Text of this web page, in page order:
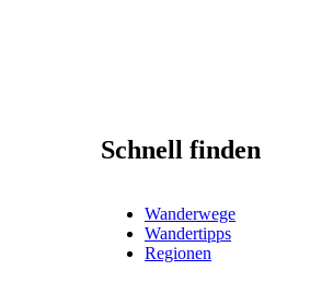
Schnell finden
Wanderwege
Wandertipps
Regionen